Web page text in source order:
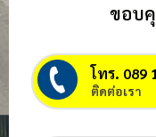
ขอบ
โทร. 089
ติดต่อเรา